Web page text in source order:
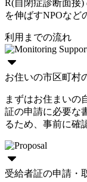
R(自閉症診断面接)
を伸ばすNPOなど
利用までの流れ
お住いの市区町村
まずはお住まいの
証の申請に必要な
るため、事前に確
受給者証の申請・